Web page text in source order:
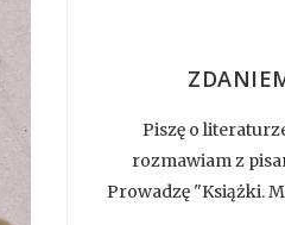
Piszę o
rozmawiam z
Prowadzę "Książki.